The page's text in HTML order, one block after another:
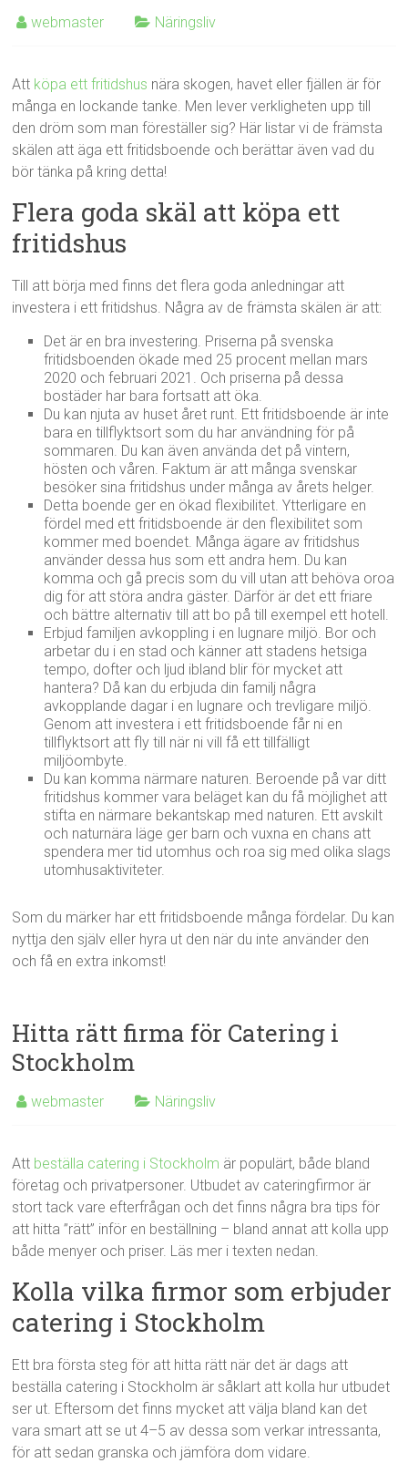
webmaster Näringsliv
Att köpa ett fritidshus nära skogen, havet eller fjällen är för
många en lockande tanke. Men lever verkligheten upp till
den dröm som man föreställer sig? Här listar vi de främsta
skälen att äga ett fritidsboende och berättar även vad du
bör tänka på kring detta!
Flera goda skäl att köpa ett
fritidshus
Till att börja med finns det flera goda anledningar att
investera i ett fritidshus. Några av de främsta skälen är att:
Det är en bra investering. Priserna på svenska
fritidsboenden ökade med 25 procent mellan mars
2020 och februari 2021. Och priserna på dessa
bostäder har bara fortsatt att öka.
Du kan njuta av huset året runt. Ett fritidsboende är inte
bara en tillflyktsort som du har användning för på
sommaren. Du kan även använda det på vintern,
hösten och våren. Faktum är att många svenskar
besöker sina fritidshus under många av årets helger.
Detta boende ger en ökad flexibilitet. Ytterligare en
fördel med ett fritidsboende är den flexibilitet som
kommer med boendet. Många ägare av fritidshus
använder dessa hus som ett andra hem. Du kan
komma och gå precis som du vill utan att behöva oroa
dig för att störa andra gäster. Därför är det ett friare
och bättre alternativ till att bo på till exempel ett hotell.
Erbjud familjen avkoppling i en lugnare miljö. Bor och
arbetar du i en stad och känner att stadens hetsiga
tempo, dofter och ljud ibland blir för mycket att
hantera? Då kan du erbjuda din familj några
avkopplande dagar i en lugnare och trevligare miljö.
Genom att investera i ett fritidsboende får ni en
tillflyktsort att fly till när ni vill få ett tillfälligt
miljöombyte.
Du kan komma närmare naturen. Beroende på var ditt
fritidshus kommer vara beläget kan du få möjlighet att
stifta en närmare bekantskap med naturen. Ett avskilt
och naturnära läge ger barn och vuxna en chans att
spendera mer tid utomhus och roa sig med olika slags
utomhusaktiviteter.
Som du märker har ett fritidsboende många fördelar. Du kan
nyttja den själv eller hyra ut den när du inte använder den
och få en extra inkomst!
Hitta rätt firma för Catering i
Stockholm
webmaster Näringsliv
Att beställa catering i Stockholm är populärt, både bland
företag och privatpersoner. Utbudet av cateringfirmor är
stort tack vare efterfrågan och det finns några bra tips för
att hitta ”rätt” inför en beställning – bland annat att kolla upp
både menyer och priser. Läs mer i texten nedan.
Kolla vilka firmor som erbjuder
catering i Stockholm
Ett bra första steg för att hitta rätt när det är dags att
beställa catering i Stockholm är såklart att kolla hur utbudet
ser ut. Eftersom det finns mycket att välja bland kan det
vara smart att se ut 4–5 av dessa som verkar intressanta,
för att sedan granska och jämföra dom vidare.